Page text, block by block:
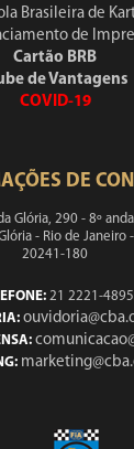
Brasileira de
de
Cartão BRB
de Vantagens
COVID-19
DE
Glória, 290 - 8º
- Rio de Janeiro -
20241-180
21 2221-4895